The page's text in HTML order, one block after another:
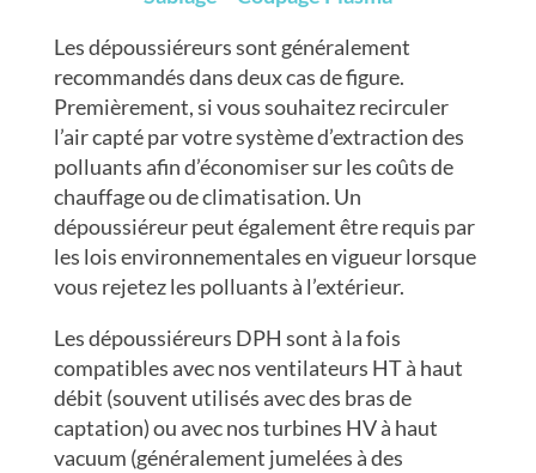
Les dépoussiéreurs sont généralement
recommandés dans deux cas de figure.
Premièrement, si vous souhaitez recirculer
l’air capté par votre système d’extraction des
polluants afin d’économiser sur les coûts de
chauffage ou de climatisation. Un
dépoussiéreur peut également être requis par
les lois environnementales en vigueur lorsque
vous rejetez les polluants à l’extérieur.
Les dépoussiéreurs DPH sont à la fois
compatibles avec nos ventilateurs HT à haut
débit (souvent utilisés avec des bras de
captation) ou avec nos turbines HV à haut
vacuum (généralement jumelées à des